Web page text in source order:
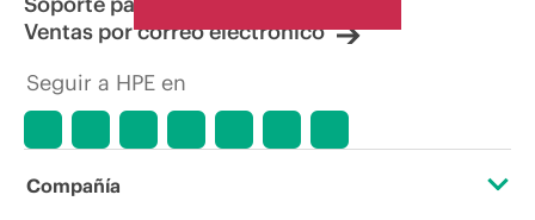
Ventas por correo electrónico
Seguir a HPE en
Compañía